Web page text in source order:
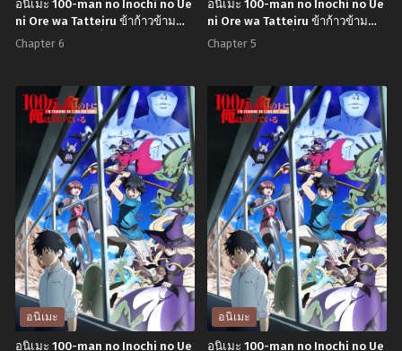
อนิเมะ 100-man no Inochi no Ue
ni Ore wa Tatteiru ข้าก้าวข้าม
ผ่าน 1 ล้านชีวิตเพื่อพิชิตเกมมรณะ
Chapter 6
อนิเมะ 100-man no Inochi no Ue
ni Ore wa Tatteiru ข้าก้าวข้าม
ผ่าน 1 ล้านชีวิตเพื่อพิชิตเกมมรณะ
Chapter 5
อนิเมะ
อนิเมะ 100-man no Inochi no Ue
อนิเมะ
อนิเมะ 100-man no Inochi no Ue